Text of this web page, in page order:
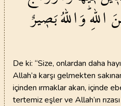
اللّٰهِۜوَاللّٰهُبَص۪يرٌ
De ki: “Size, onlardan daha
Allah’a karşı gelmekten
içinden ırmaklar akan, içinde
tertemiz eşler ve Allah’ın rızası